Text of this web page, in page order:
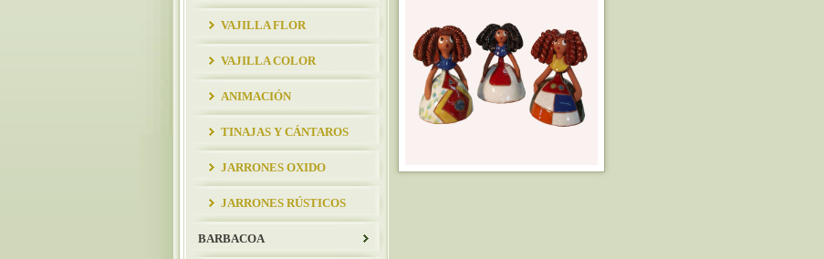
VAJILLA FLOR
VAJILLA COLOR
ANIMACIÓN
TINAJAS Y CÁNTAROS
JARRONES OXIDO
JARRONES RÚSTICOS
BARBACOA